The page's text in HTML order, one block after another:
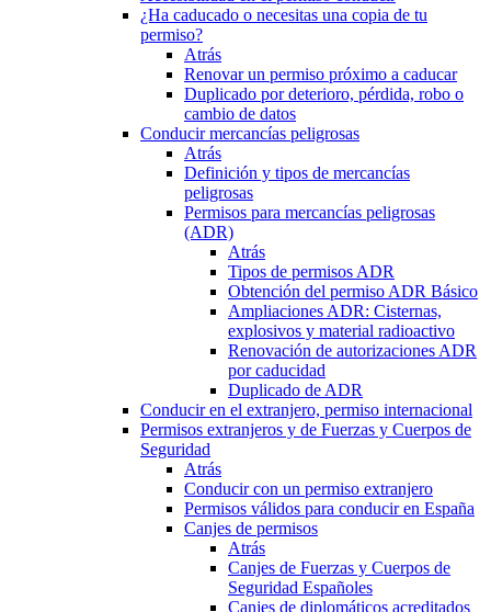
¿Ha caducado o necesitas una copia de tu
permiso?
Atrás
Renovar un permiso próximo a caducar
Duplicado por deterioro, pérdida, robo o
cambio de datos
Conducir mercancías peligrosas
Atrás
Definición y tipos de mercancías
peligrosas
Permisos para mercancías peligrosas
(ADR)
Atrás
Tipos de permisos ADR
Obtención del permiso ADR Básico
Ampliaciones ADR: Cisternas,
explosivos y material radioactivo
Renovación de autorizaciones ADR
por caducidad
Duplicado de ADR
Conducir en el extranjero, permiso internacional
Permisos extranjeros y de Fuerzas y Cuerpos de
Seguridad
Atrás
Conducir con un permiso extranjero
Permisos válidos para conducir en España
Canjes de permisos
Atrás
Canjes de Fuerzas y Cuerpos de
Seguridad Españoles
Canjes de diplomáticos acreditados